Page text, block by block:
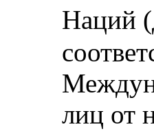
Наций
лиц от